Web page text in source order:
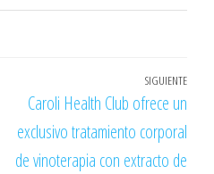
SIGUIENTE
Caroli Health Club ofrece un
exclusivo tratamiento corporal
de vinoterapia con extracto de